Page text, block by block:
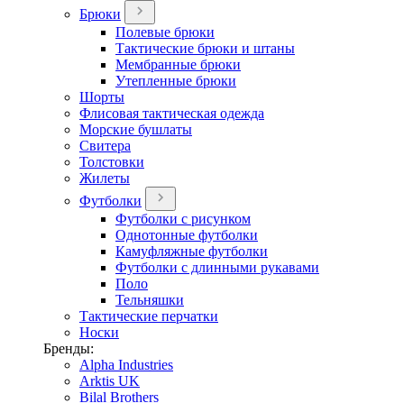
Брюки
Полевые брюки
Тактические брюки и штаны
Мембранные брюки
Утепленные брюки
Шорты
Флисовая тактическая одежда
Морские бушлаты
Свитера
Толстовки
Жилеты
Футболки
Футболки с рисунком
Однотонные футболки
Камуфляжные футболки
Футболки с длинными рукавами
Поло
Тельняшки
Тактические перчатки
Носки
Бренды:
Alpha Industries
Arktis UK
Bilal Brothers